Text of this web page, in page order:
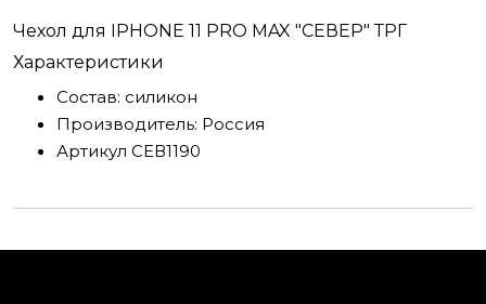
Чехол для IPHONE 11 PRO MAX "СЕВЕР" ТРГ
Характеристики
Состав: силикон
Производитель: Россия
Артикул СЕВ1190